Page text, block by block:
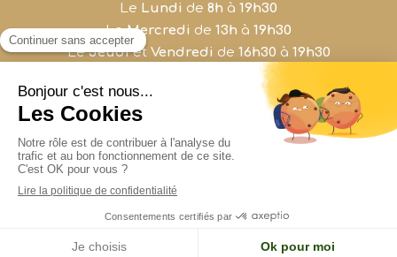
Le Lundi de 8h à 19h30
LeMercredi de 13h à 19h30
LeJeudiet Vendredi de 16h30 à 19h30
18h
Mentions légales
Création et référencement du site par Simplébo
Site créé grâce àMadietenligne